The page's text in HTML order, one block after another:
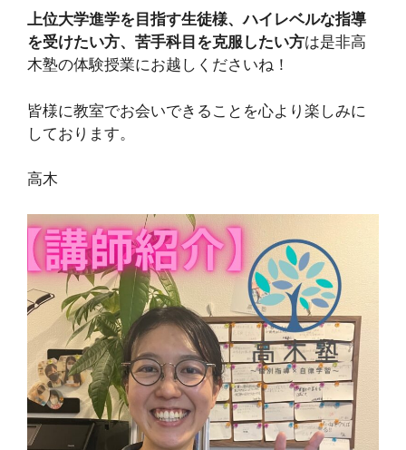
上位大学進学を目指す生徒様、ハイレベルな指導
を受けたい方、苦手科目を克服したい方は是非高
木塾の体験授業にお越しくださいね！
皆様に教室でお会いできることを心より楽しみに
しております。
高木